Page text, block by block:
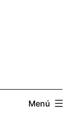
Menú